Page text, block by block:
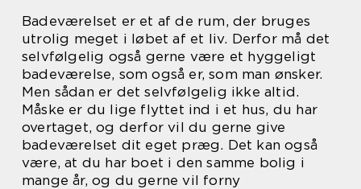
Badeværelset er et af de rum, der bruges
utrolig meget i løbet af et liv. Derfor må det
selvfølgelig også gerne være et hyggeligt
badeværelse, som også er, som man ønsker.
Men sådan er det selvfølgelig ikke altid.
Måske er du lige flyttet ind i et hus, du har
overtaget, og derfor vil du gerne give
badeværelset dit eget præg. Det kan også
være, at du har boet i den samme bolig i
mange år, og du gerne vil forny